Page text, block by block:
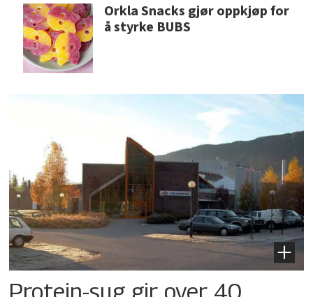
Orkla Snacks gjør oppkjøp for
å styrke BUBS
Protein-sug gir over 40